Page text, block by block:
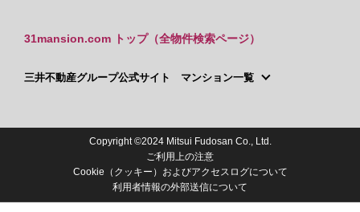
31mansion.com トップ（全物件検索ページ）
三井不動産グループ公式サイト マンション一覧
Copyright ©2024 Mitsui Fudosan Co., Ltd.
ご利用上の注意
Cookie（クッキー）およびアクセスログについて
利用者情報の外部送信について